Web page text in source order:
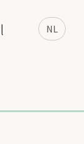
NL